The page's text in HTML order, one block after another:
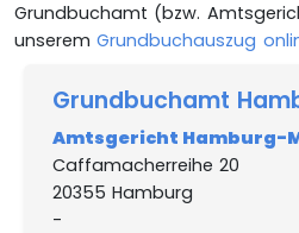
Grundbuchamt (bzw.
unseremGrundbuchauszug
Grundbuchamt
Amtsgericht Hamburg-
Caffamacherreihe 20
20355 Hamburg
-